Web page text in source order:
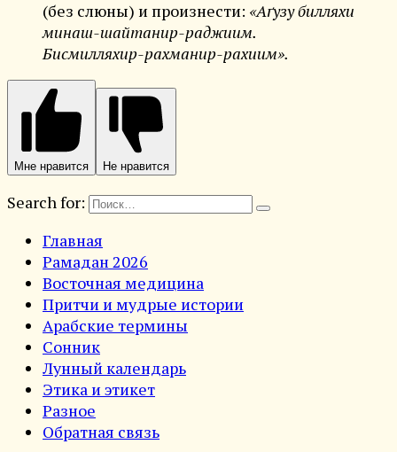
(без слюны) и произнести: «Аґузу билляхи
минаш-шайтанир-раджиим.
Бисмилляхир-рахманир-рахиим».
Мне нравится Не нравится
Search for:
Главная
Рамадан 2026
Восточная медицина
Притчи и мудрые истории
Арабские термины
Сонник
Лунный календарь
Этика и этикет
Разное
Обратная связь